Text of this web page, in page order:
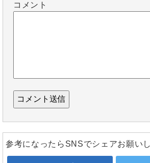
コメント
参考になったらSNSでシェアお願いし